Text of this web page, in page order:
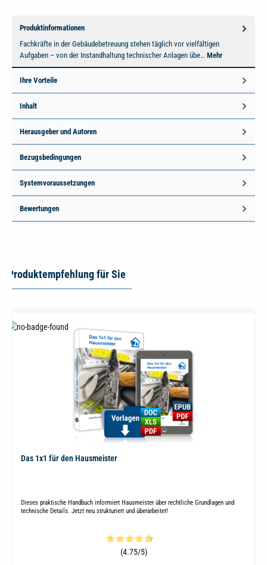
Produktinformationen
Fachkräfte in der Gebäudebetreuung stehen täglich vor vielfältigen
Aufgaben – von der Instandhaltung technischer Anlagen übe… Mehr
Ihre Vorteile
Inhalt
Herausgeber und Autoren
Bezugsbedingungen
Systemvoraussetzungen
Bewertungen
Produktempfehlung für Sie
Das 1x1 für den Hausmeister
Dieses praktische Handbuch informiert Hausmeister über rechtliche Grundlagen und
technische Details. Jetzt neu strukturiert und überarbeitet!
Durchschnittliche Bewertung von 4.8 von 5 Sternen
(4.75/5)